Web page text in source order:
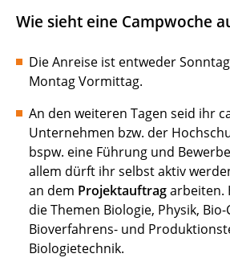
Wie sieht eine Campwoche
Die Anreise ist entweder
Montag Vormittag.
An den weiteren Tagen seid ihr
Unternehmen bzw. der
bspw. eine Führung und
allem dürft ihr selbst aktiv
an dem Projektauftragarbeiten.
die Themen Biologie, Physik, Bio-
Bioverfahrens- und
Biologietechnik.